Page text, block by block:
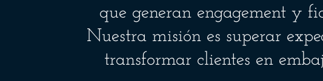
que generan engagement y
Nuestra misión es superar
transformar clientes en